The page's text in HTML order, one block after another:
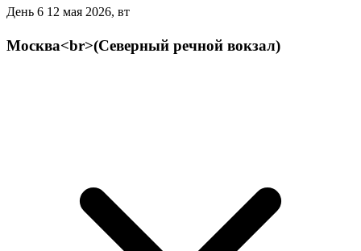
День 6 12 мая 2026, вт
Москва<br>(Северный речной вокзал)